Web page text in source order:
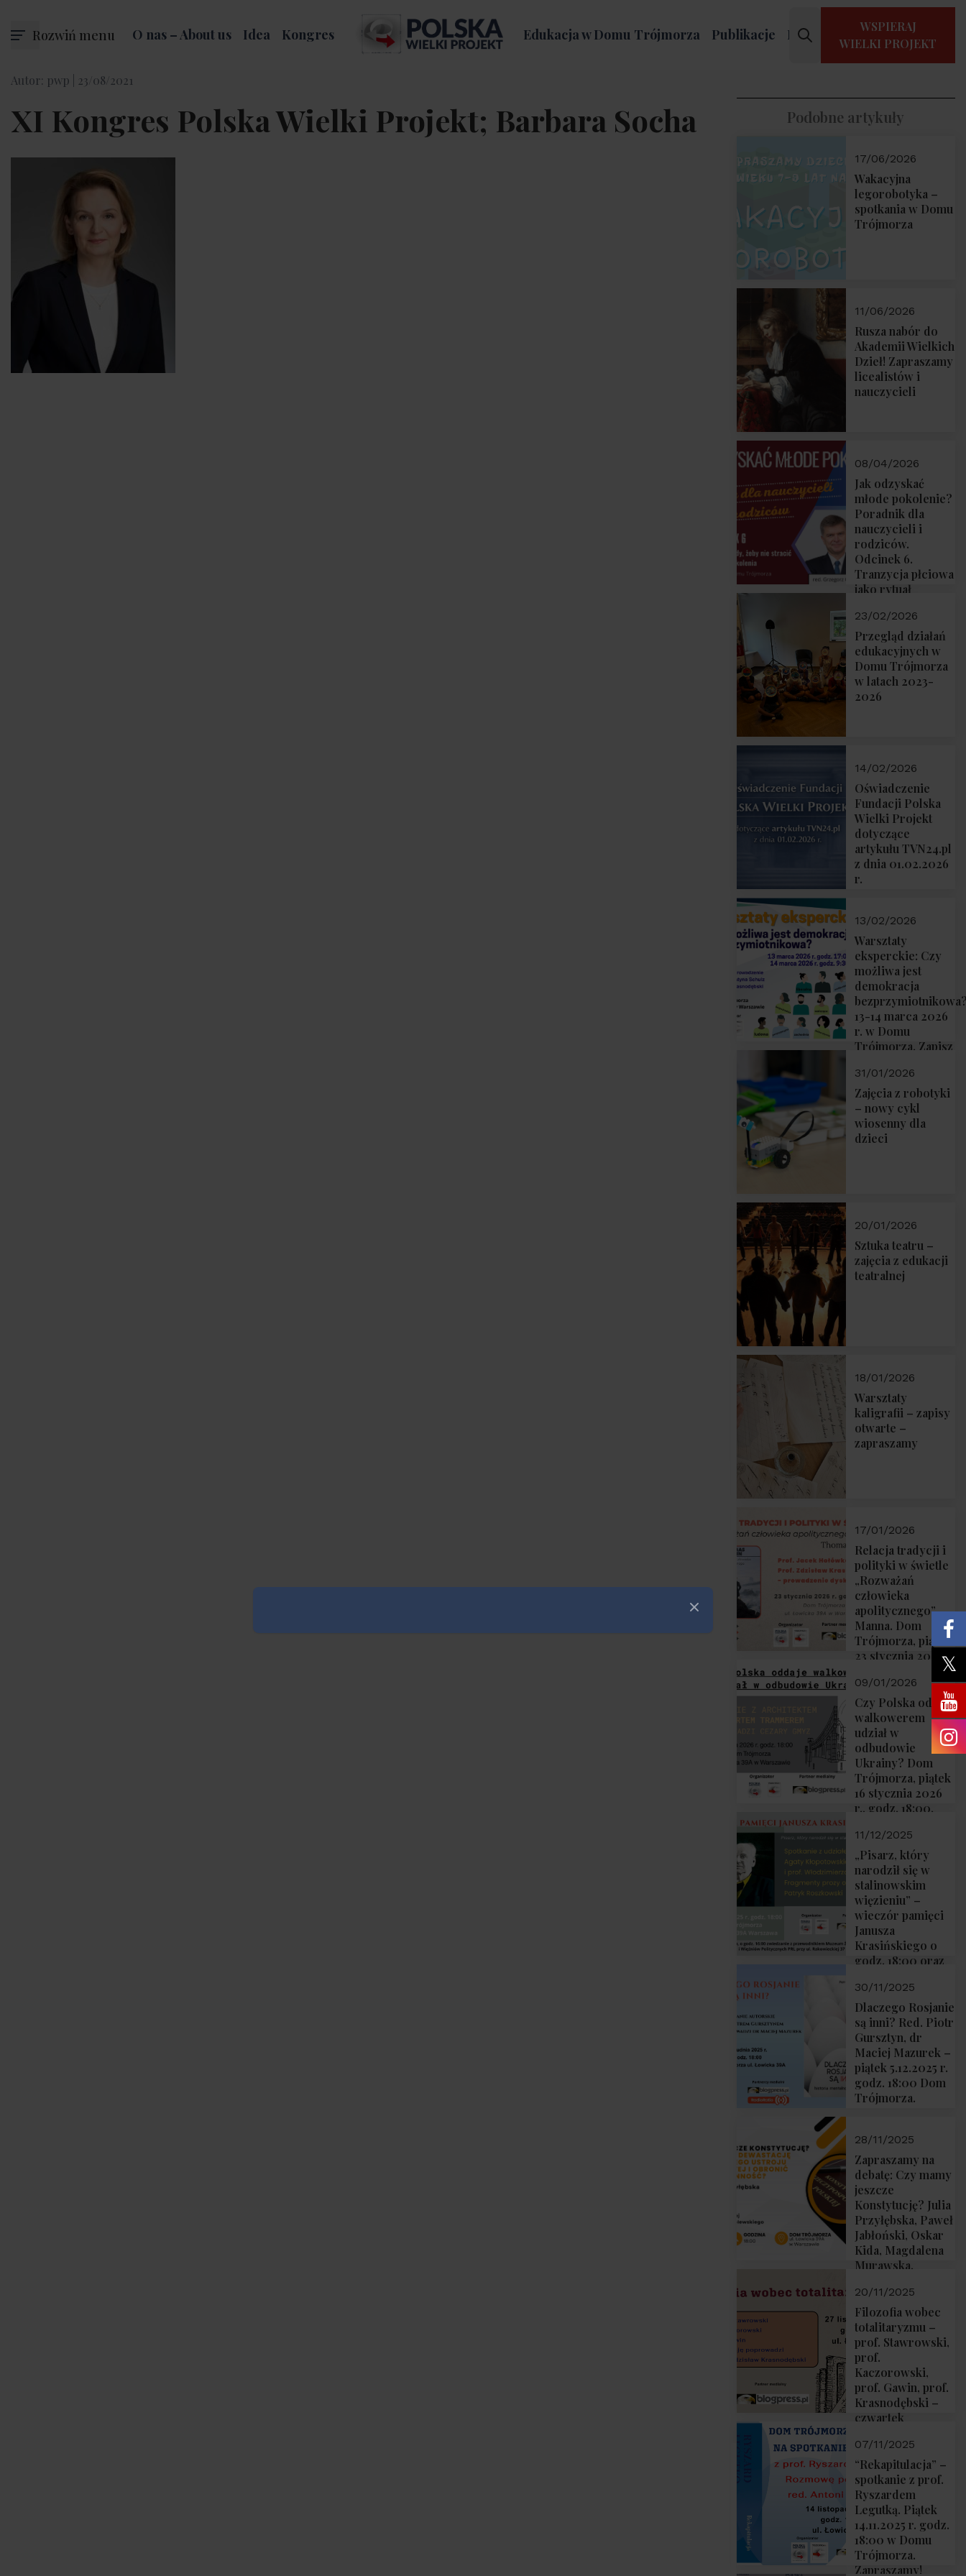
Rozwiń menu O nas – About us Idea Kongres Edukacja w Domu Trójmorza Publikacje Kontakt
WSPIERAJ
WIELKI PROJEKT
Autor: pwp | 23/08/2021
XI Kongres Polska Wielki Projekt; Barbara Socha Podobne artykuły
17/06/2026
Wakacyjna
legorobotyka –
spotkania w Domu
Trójmorza
11/06/2026
Rusza nabór do
Akademii Wielkich
Dzieł! Zapraszamy
licealistów i
nauczycieli
08/04/2026
Jak odzyskać
młode pokolenie?
Poradnik dla
nauczycieli i
rodziców.
Odcinek 6.
Tranzycja płciowa
jako rytuał
Rozmawiają red.
Grzegorz Górny i
prof. Michał
Łuczewski
23/02/2026
Przegląd działań
edukacyjnych w
Domu Trójmorza
w latach 2023-
2026
14/02/2026
Oświadczenie
Fundacji Polska
Wielki Projekt
dotyczące
artykułu TVN24.pl
z dnia 01.02.2026
r.
13/02/2026
Warsztaty
eksperckie: Czy
możliwa jest
demokracja
13-14 marca 2026
r. w Domu
Trójmorza. Zapisz
31/01/2026
Zajęcia z robotyki
– nowy cykl
wiosenny dla
dzieci
20/01/2026
Sztuka teatru –
zajęcia z edukacji
teatralnej
18/01/2026
Warsztaty
kaligrafii – zapisy
otwarte –
zapraszamy
17/01/2026
Relacja tradycji i
polityki w świetle
„Rozważań
człowieka
apolitycznego”
Manna. Dom
Trójmorza, piątek
23 stycznia 2026
Zapraszamy!
09/01/2026
Czy Polska oddaje
walkowerem
udział w
odbudowie
Ukrainy? Dom
Trójmorza, piątek
16 stycznia 2026
r., godz. 18:00.
11/12/2025
„Pisarz, który
narodził się w
stalinowskim
więzieniu” –
wieczór pamięci
Janusza
Krasińskiego o
godz. 18:00 oraz
Muzeum
Żołnierzy
Wyklętych i
Więźniów
Politycznych PRL
o godz. 16:00 – 19
grudnia 2025 r.
30/11/2025
Dlaczego Rosjanie
są inni? Red. Piotr
Gursztyn, dr
Maciej Mazurek –
piątek 5.12.2025 r.
godz. 18:00 Dom
Trójmorza.
28/11/2025
Zapraszamy na
debatę: Czy mamy
jeszcze
Konstytucję? Julia
Przyłębska, Paweł
Jabłoński, Oskar
Kida, Magdalena
Murawska,
Sobolewski – 4
grudnia 2025 r.
godz. 18:00.
20/11/2025
Filozofia wobec
totalitaryzmu –
prof. Stawrowski,
prof.
Kaczorowski,
prof. Gawin, prof.
Krasnodębski –
czwartek
18:00
07/11/2025
“Rekapitulacja” –
spotkanie z prof.
Ryszardem
Legutką. Piątek
14.11.2025 r. godz.
18:00 w Domu
Trójmorza.
Zapraszamy!
Zamknij